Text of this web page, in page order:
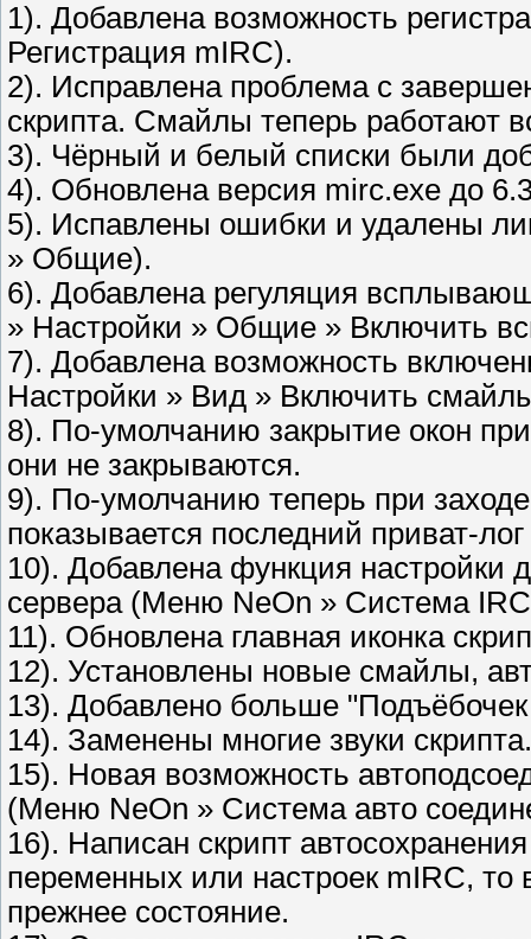
1). Добавлена возможность
Регистрация mIRC).
2). Исправлена проблема с
скрипта. Смайлы теперь работают
3). Чёрный и белый списки были
4). Обновлена версия mirc.exe до
5). Испавлены ошибки и удалены
» Общие).
6). Добавлена регуляция
» Настройки » Общие » Включить
7). Добавлена возможность
Настройки » Вид » Включить
8). По-умолчанию закрытие окон
они не закрываются.
9). По-умолчанию теперь при
показывается последний приват-
10). Добавлена функция настройки
сервера (Меню NeOn » Система
11). Обновлена главная иконка
12). Установлены новые смайлы,
13). Добавлено больше
14). Заменены многие звуки скрипта.
15). Новая возможность
(Меню NeOn » Система авто
16). Написан скрипт
переменных или настроек mIRC,
прежнее состояние.